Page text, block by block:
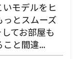
モデルをヒ
とスムーズ
てお部屋も
と間違...